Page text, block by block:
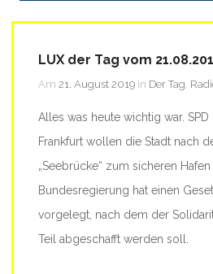
LUX der Tag vom
Am 21. August 2019 in Der Tag
Alles was heute wichtig war.
Frankfurt wollen die Stadt nach
„Seebrücke“ zum sicheren
Bundesregierung hat einen
vorgelegt, nach dem der
Teil abgeschafft werden soll.